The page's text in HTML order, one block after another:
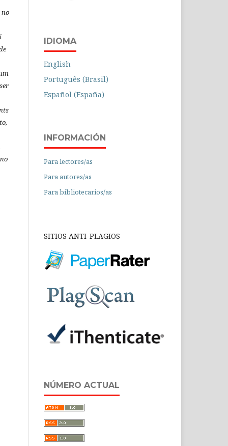
no
IDIOMA
English
Português (Brasil)
Español (España)
INFORMACIÓN
Para lectores/as
Para autores/as
Para bibliotecarios/as
SITIOS ANTI-PLAGIOS
NÚMERO ACTUAL